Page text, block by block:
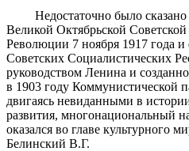
Недостаточно было сказано
Великой Октябрьской
Революции 7 ноября 1917 года и
Советских Социалистических
руководством Ленина и
в 1903 году Коммунистической
двигаясь невиданными в
развития, многонациональный
оказался во главе культурного
Белинский В.Г.